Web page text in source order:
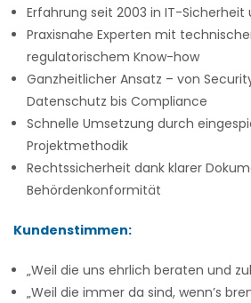
Erfahrung seit 2003 in IT-
Praxisnahe Experten mit
regulatorischem Know-how
Ganzheitlicher Ansatz – von
Datenschutz bis Compliance
Schnelle Umsetzung durch
Projektmethodik
Rechtssicherheit dank klarer
Behördenkonformität
Kundenstimmen:
„Weil die uns ehrlich beraten und
„Weil die immer da sind, wenn’s